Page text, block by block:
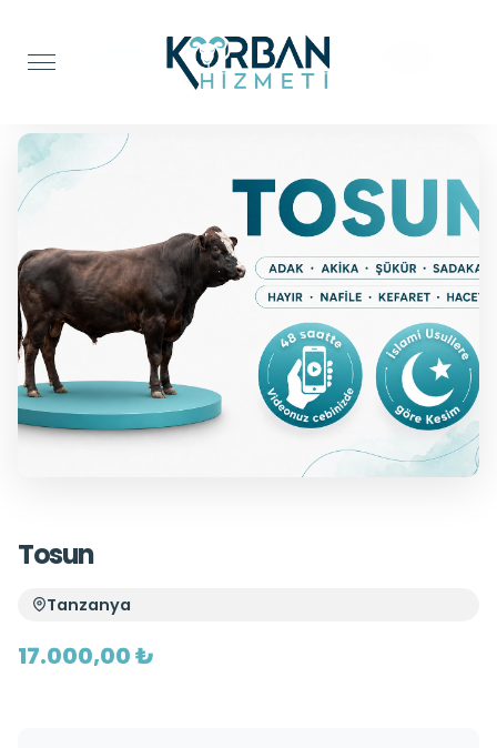
Şükür Kurbanı
Tosun
Tanzanya
17.000,00 ₺